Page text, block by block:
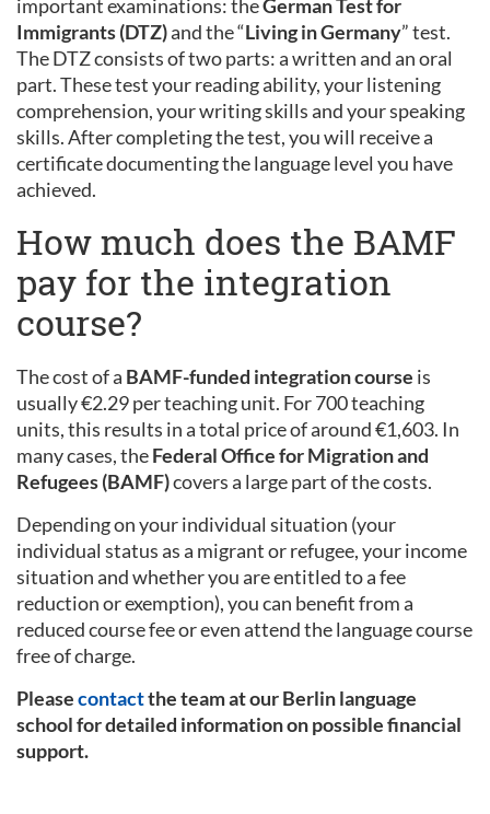
important examinations: theGerman Test for
Immigrants (DTZ)and the “Living in Germany” test.
The DTZ consists of two parts: a written and an oral
part. These test your reading ability, your listening
comprehension, your writing skills and your speaking
skills. After completing the test, you will receive a
certificate documenting the language level you have
achieved.
How much does the BAMF
pay for the integration
course?
The cost of a BAMF-funded integration course is
usually €2.29 per teaching unit. For 700 teaching
units, this results in a total price of around €1,603. In
many cases, theFederal Office for Migration and
Refugees (BAMF)covers a large part of the costs.
Depending on your individual situation (your
individual status as a migrant or refugee, your income
situation and whether you are entitled to a fee
reduction or exemption), you can benefit from a
reduced course fee or even attend the language course
free of charge.
Pleasecontactthe team at our Berlin language
school for detailed information on possible financial
support.